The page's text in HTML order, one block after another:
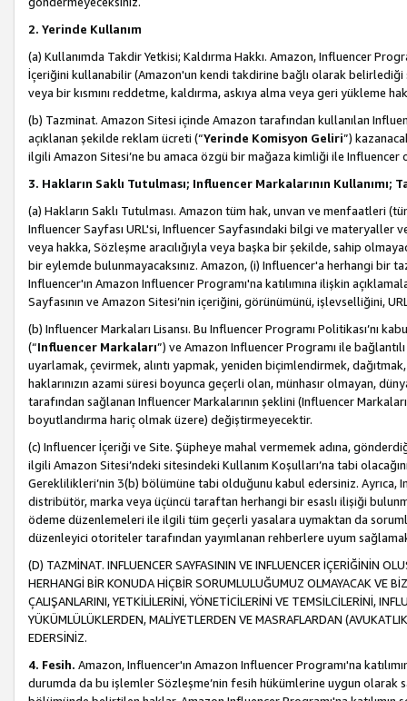
2. Yerinde Kullanım
(a) Kullanımda Takdir Yetkisi; Kaldırma Hakkı. Amazon, Influencer
İçeriğini kullanabilir (Amazon'un kendi takdirine bağlı olarak belirlediği
veya bir kısmını reddetme, kaldırma, askıya alma veya geri yükleme
(b) Tazminat. Amazon Sitesi içinde Amazon tarafından kullanılan
açıklanan şekilde reklam ücreti (“Yerinde Komisyon Geliri”)
ilgili Amazon Sitesi’ne bu amaca özgü bir mağaza kimliği ile Influencer
3. Hakların Saklı Tutulması; Influencer Markalarının Kullanımı;
(a) Hakların Saklı Tutulması. Amazon tüm hak, unvan ve menfaatleri
Influencer Sayfası URL'si, Influencer Sayfasındaki bilgi ve materyaller
veya hakka, Sözleşme aracılığıyla veya başka bir şekilde, sahip
bir eylemde bulunmayacaksınız. Amazon, (i) Influencer'a herhangi bir
Influencer'ın Amazon Influencer Programı'na katılımına ilişkin
Sayfasının ve Amazon Sitesi’nin içeriğini, görünümünü, işlevselliğini,
(b) Influencer Markaları Lisansı. Bu Influencer Programı Politikası’nı
(“Influencer Markaları”) ve Amazon Influencer Programı ile
uyarlamak, çevirmek, alıntı yapmak, yeniden biçimlendirmek,
haklarınızın azami süresi boyunca geçerli olan, münhasır olmayan,
tarafından sağlanan Influencer Markalarının şeklini (Influencer
boyutlandırma hariç olmak üzere) değiştirmeyecektir.
(c) Influencer İçeriği ve Site. Şüpheye mahal vermemek adına,
ilgili Amazon Sitesi’ndeki sitesindeki Kullanım Koşulları’na tabi
Gereklilikleri’nin 3(b) bölümüne tabi olduğunu kabul edersiniz. Ayrıca,
distribütör, marka veya üçüncü taraftan herhangi bir esaslı ilişiği
ödeme düzenlemeleri ile ilgili tüm geçerli yasalara uymaktan da
düzenleyici otoriteler tarafından yayımlanan rehberlere uyum
(D) TAZMİNAT. INFLUENCER SAYFASININ VE INFLUENCER İÇERİĞİNİN
HERHANGİ BİR KONUDA HİÇBİR SORUMLULUĞUMUZ OLMAYACAK VE
ÇALIŞANLARINI, YETKİLİLERİNİ, YÖNETİCİLERİNİ VE TEMSİLCİLERİNİ,
YÜKÜMLÜLÜKLERDEN, MALİYETLERDEN VE MASRAFLARDAN
EDERSİNİZ.
4. Fesih. Amazon, Influencer'ın Amazon Influencer Programı'na
durumda da bu işlemler Sözleşme’nin fesih hükümlerine uygun olarak